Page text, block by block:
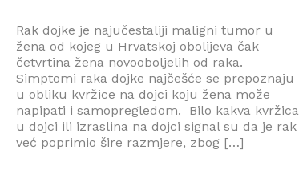
Rak dojke je najučestaliji maligni tumor u
žena od kojeg u Hrvatskoj obolijeva čak
četvrtina žena novooboljelih od raka.
Simptomi raka dojke najčešće se prepoznaju
u obliku kvržice na dojci koju žena može
napipati i samopregledom. Bilo kakva kvržica
u dojci ili izraslina na dojci signal su da je rak
već poprimio šire razmjere, zbog […]